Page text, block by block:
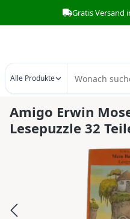
Zum Hauptinhalt springen
Gratis Versand
Alle Produkte
Amigo Erwin
Lesepuzzle 32
Bildergalerie überspringen